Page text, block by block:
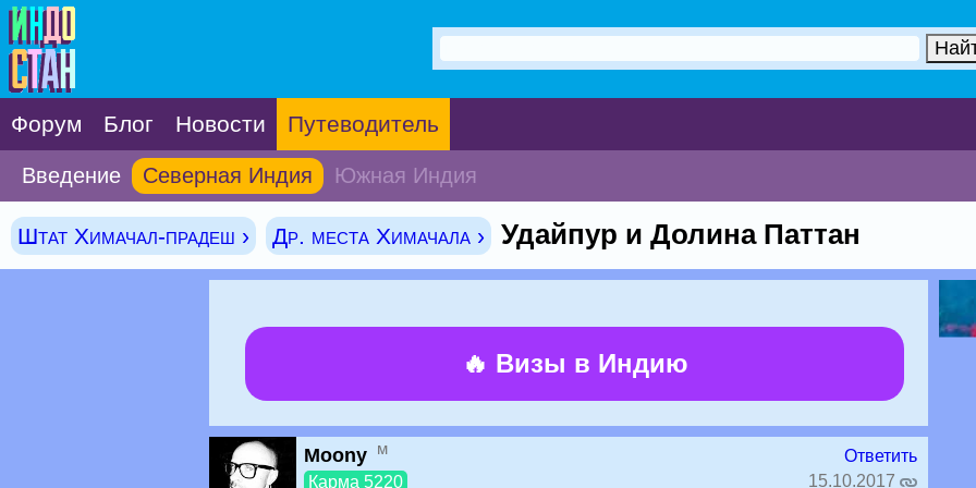
Форум Блог Новости Путеводитель
Введение Северная Индия Южная Индия
Штат Химачал-прадеш › Др. места Химачала › Удайпур и Долина Паттан
🔥 Визы в Индию
Moony м
Карма 5220
Ответить
15.10.2017